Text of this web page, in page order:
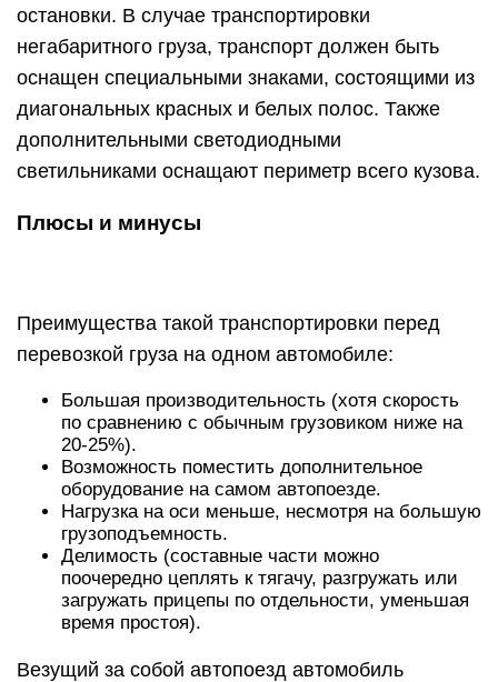
остановки. В случае транспортировки
негабаритного груза, транспорт должен быть
оснащен специальными знаками, состоящими из
диагональных красных и белых полос. Также
дополнительными светодиодными
светильниками оснащают периметр всего кузова.
Плюсы и минусы
Преимущества такой транспортировки перед
перевозкой груза на одном автомобиле:
Большая производительность (хотя скорость
по сравнению с обычным грузовиком ниже на
20-25%).
Возможность поместить дополнительное
оборудование на самом автопоезде.
Нагрузка на оси меньше, несмотря на большую
грузоподъемность.
Делимость (составные части можно
поочередно цеплять к тягачу, разгружать или
загружать прицепы по отдельности, уменьшая
время простоя).
Везущий за собой автопоезд автомобиль